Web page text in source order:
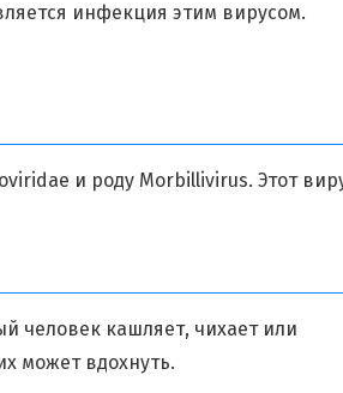
инфекция этим вирусом.
и роду Morbillivirus. Этот
человек кашляет, чихает или
может вдохнуть.